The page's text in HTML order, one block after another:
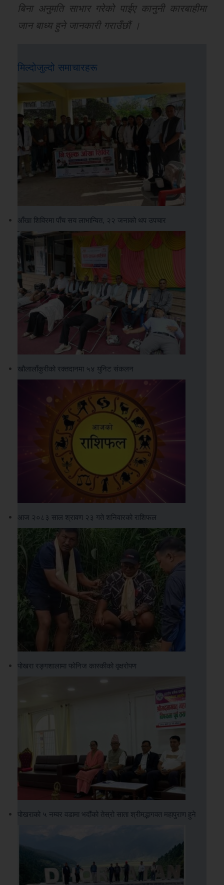
बिना अनुमति साभार गरेको पाईए कानुनी कारबाहीमा
जान बाध्य हुने जानकारी गराउँछौं ।
मिल्दोजुल्दो समाचारहरू
आँखा शिविरमा पाँच सय लाभान्वित, २२ जनाको थप उपचार
खौलालाँकुरीको रक्तदानमा ५४ युनिट संकलन
आज २०८३ साल श्रावण २३ गते शनिवारको राशिफल
पोखरा रङ्गशालामा फोनिज कास्कीको वृक्षरोपण
पोखराको ५ नम्वर वडामा भदौंको तेस्रो साता श्रीमद्भागवत महापुराण हुने